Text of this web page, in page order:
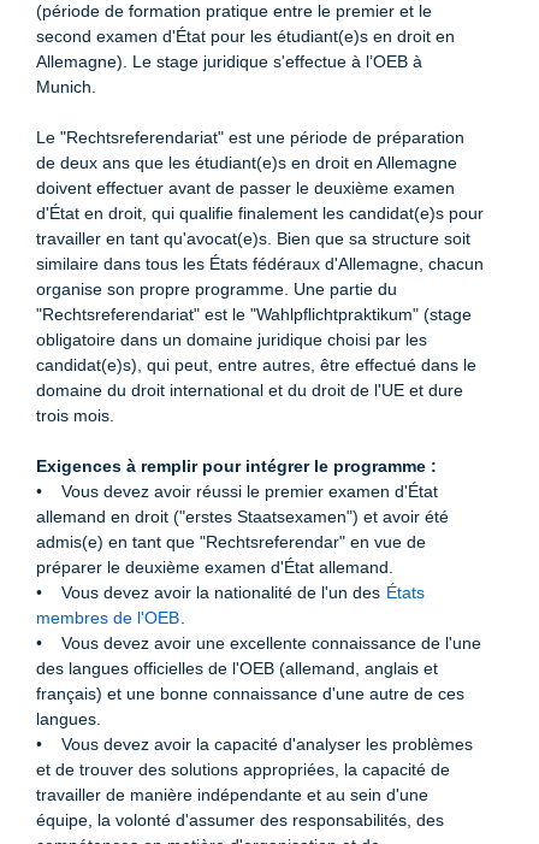
(période de formation pratique entre le premier et le
second examen d'État pour les étudiant(e)s en droit en
Allemagne). Le stage juridique s'effectue à l’OEB à
Munich.
Le "Rechtsreferendariat" est une période de préparation
de deux ans que les étudiant(e)s en droit en Allemagne
doivent effectuer avant de passer le deuxième examen
d'État en droit, qui qualifie finalement les candidat(e)s pour
travailler en tant qu'avocat(e)s. Bien que sa structure soit
similaire dans tous les États fédéraux d'Allemagne, chacun
organise son propre programme. Une partie du
"Rechtsreferendariat" est le "Wahlpﬂichtpraktikum" (stage
obligatoire dans un domaine juridique choisi par les
candidat(e)s), qui peut, entre autres, être effectué dans le
domaine du droit international et du droit de l'UE et dure
trois mois.
Exigences à remplir pour intégrer le programme :
• Vous devez avoir réussi le premier examen d'État
allemand en droit ("erstes Staatsexamen") et avoir été
admis(e) en tant que "Rechtsreferendar" en vue de
préparer le deuxième examen d'État allemand.
• Vous devez avoir la nationalité de l'un des États
membres de l'OEB.
• Vous devez avoir une excellente connaissance de l'une
des langues officielles de l'OEB (allemand, anglais et
français) et une bonne connaissance d'une autre de ces
langues.
• Vous devez avoir la capacité d'analyser les problèmes
et de trouver des solutions appropriées, la capacité de
travailler de manière indépendante et au sein d'une
équipe, la volonté d'assumer des responsabilités, des